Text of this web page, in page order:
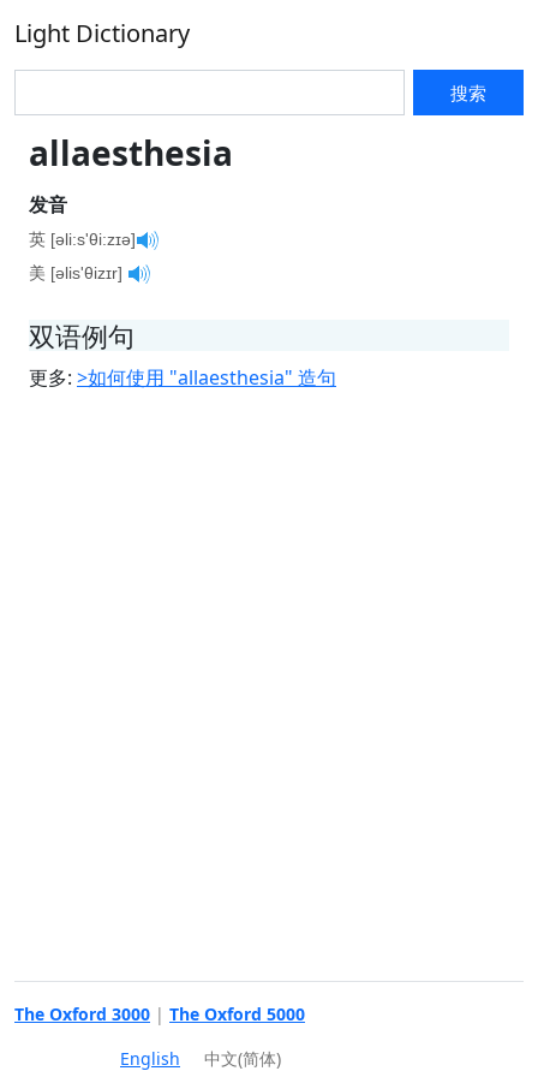
Light Dictionary
搜索
allaesthesia
发音
英 [əli:s'θi:zɪə]
美 [əlis'θizɪr]
双语例句
更多: >如何使用 "allaesthesia" 造句
The Oxford 3000 | The Oxford 5000
English
中文(简体)